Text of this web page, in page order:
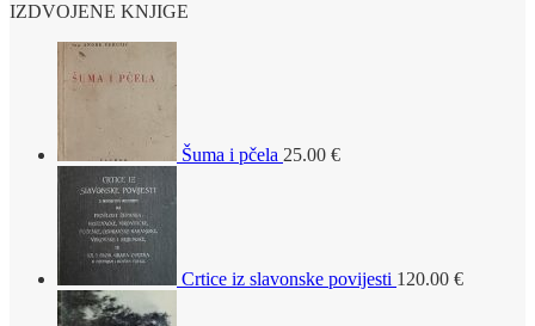
IZDVOJENE KNJIGE
Šuma i pčela 25.00 €
Crtice iz slavonske povijesti 120.00 €